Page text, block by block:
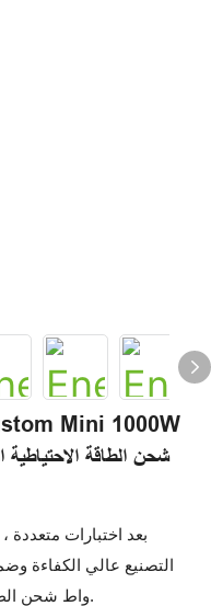
Mini 1000W
بعد اختبارات متعددة
واط شحن الطاقة الاحتياطية للطاقة الطاقة المحمولة.